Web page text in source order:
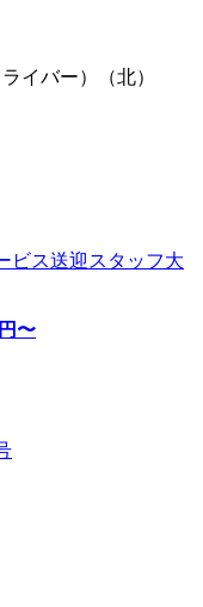
イバー）（北）
ビス送迎スタッフ大
円〜